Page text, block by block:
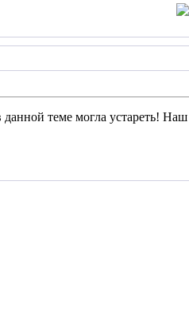
теме могла устареть!